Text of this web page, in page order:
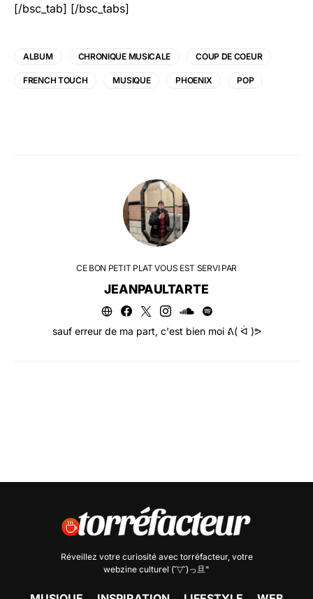
[/bsc_tab] [/bsc_tabs]
ALBUM CHRONIQUE MUSICALE COUP DE COEUR
FRENCH TOUCH MUSIQUE PHOENIX POP
CE BON PETIT PLAT VOUS EST SERVI PAR
JEANPAULTARTE
sauf erreur de ma part, c'est bien moi ᕕ( ᐛ )ᕗ
Réveillez votre curiosité avec torréfacteur, votre
webzine culturel (˘▽˘)っ旦"